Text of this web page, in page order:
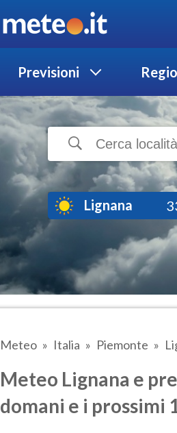
Previsioni
Lignana
Meteo Italia Piemonte
Meteo Lignana e
domani e i prossimi